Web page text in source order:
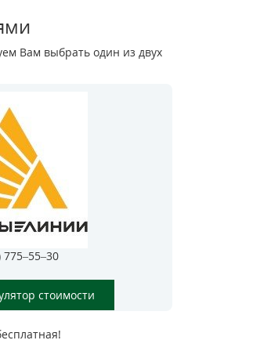
Вам выбрать один из двух
775–55–30
стоимости